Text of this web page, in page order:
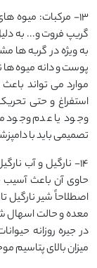
13- مرکبات: میوه
گریپ فروت و... به
به ویژه در گربه ها
پوست و دانه میوه ها
موارد می تواند
استفراغ و حتی
وجود یا عدم وجود
تصمیمی باید با
14- نارگیل و آب
حاوی آن باعث آسیب
اصطلاحاً شیر نارگیل
معده و حالت اسهال
در جیره روزانه
میزان بالای پتاسیم